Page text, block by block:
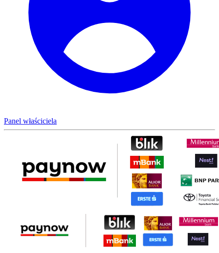
Panel właściciela